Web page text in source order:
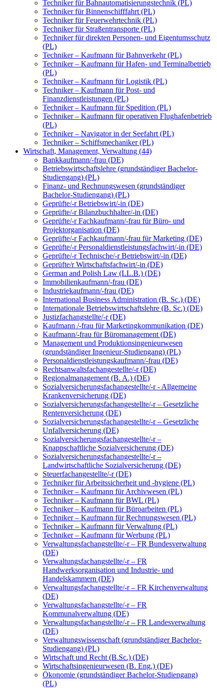
Techniker für Bahnautomatisierungstechnik (PL)
Techniker für Binnenschifffahrt (PL)
Techniker für Feuerwehrtechnik (PL)
Techniker für Straßentransporte (PL)
Techniker für direkten Personen- und Eigentumsschutz
(PL)
Techniker – Kaufmann für Bahnverkehr (PL)
Techniker – Kaufmann für Hafen- und Terminalbetrieb
(PL)
Techniker – Kaufmann für Logistik (PL)
Techniker – Kaufmann für Post- und
Finanzdienstleistungen (PL)
Techniker – Kaufmann für Spedition (PL)
Techniker – Kaufmann für operativen Flughafenbetrieb
(PL)
Techniker – Navigator in der Seefahrt (PL)
Techniker – Schiffsmechaniker (PL)
Wirtschaft, Management, Verwaltung (44)
Bankkaufmann/-frau (DE)
Betriebswirtschaftslehre (grundständiger Bachelor-
Studiengang) (PL)
Finanz- und Rechnungswesen (grundständiger
Bachelor-Studiengang) (PL)
Geprüfte/-r Betriebswirt/-in (DE)
Geprüfte/-r Bilanzbuchhalter/-in (DE)
Geprüfte/-r Fachkaufmann/-frau für Büro- und
Projektorganisation (DE)
Geprüfte/-r Fachkaufmann/-frau für Marketing (DE)
Geprüfte/-r Personaldienstleistungsfachwirt/-in (DE)
Geprüfte/-r Technische/-r Betriebswirt/-in (DE)
Geprüfte/r Wirtschaftsfachwirt/-in (DE)
German and Polish Law (LL.B.) (DE)
Immobilienkaufmann/-frau (DE)
Industriekaufmann/-frau (DE)
International Business Administration (B. Sc.) (DE)
Internationale Betriebswirtschaftslehre (B. Sc.) (DE)
Justizfachangstellte/-r (DE)
Kaufmann /-frau für Marketingkommunikation (DE)
Kaufmann/-frau für Büromanagement (DE)
Management und Produktionsingenieurwesen
(grundständiger Ingenieur-Studiengang) (PL)
Personaldienstleistungskaufmann/-frau (DE)
Rechtsanwaltsfachangestellte/-r (DE)
Regionalmanagement (B. A.) (DE)
Sozialversicherungsfachangestellte/-r - Allgemeine
Krankenversicherung (DE)
Sozialversicherungsfachangestellte/-r – Gesetzliche
Rentenversicherung (DE)
Sozialversicherungsfachangestellte/-r – Gesetzliche
Unfallversicherung (DE)
Sozialversicherungsfachangestellte/-r –
Knappschaftliche Sozialversicherung (DE)
Sozialversicherungsfachangestellte/-r –
Landwirtschaftliche Sozialversicherung (DE)
Steuerfachangestellte/-r (DE)
Techniker für Arbeitssicherheit und -hygiene (PL)
Techniker – Kaufmann für Archivwesen (PL)
Techniker – Kaufmann für BWL (PL)
Techniker – Kaufmann für Büroarbeiten (PL)
Techniker – Kaufmann für Rechnungswesen (PL)
Techniker – Kaufmann für Verwaltung (PL)
Techniker – Kaufmann für Werbung (PL)
Verwaltungsfachangstellte/-r – FR Bundesverwaltung
(DE)
Verwaltungsfachangstellte/-r – FR
Handwerksorganisation und Industrie- und
Handelskammern (DE)
Verwaltungsfachangstellte/-r – FR Kirchenverwaltung
(DE)
Verwaltungsfachangstellte/-r – FR
Kommunalverwaltung (DE)
Verwaltungsfachangstellte/-r – FR Landesverwaltung
(DE)
Verwaltungswissenschaft (grundständiger Bachelor-
Studiengang) (PL)
Wirtschaft und Recht (B.Sc.) (DE)
Wirtschaftsingenieurwesen (B. Eng.) (DE)
Ökonomie (grundständiger Bachelor-Studiengang)
(PL)